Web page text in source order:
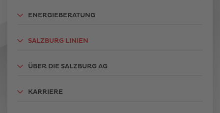
ENERGIEBERATUNG
SALZBURG LINIEN
ÜBER DIE SALZBURG AG
KARRIERE